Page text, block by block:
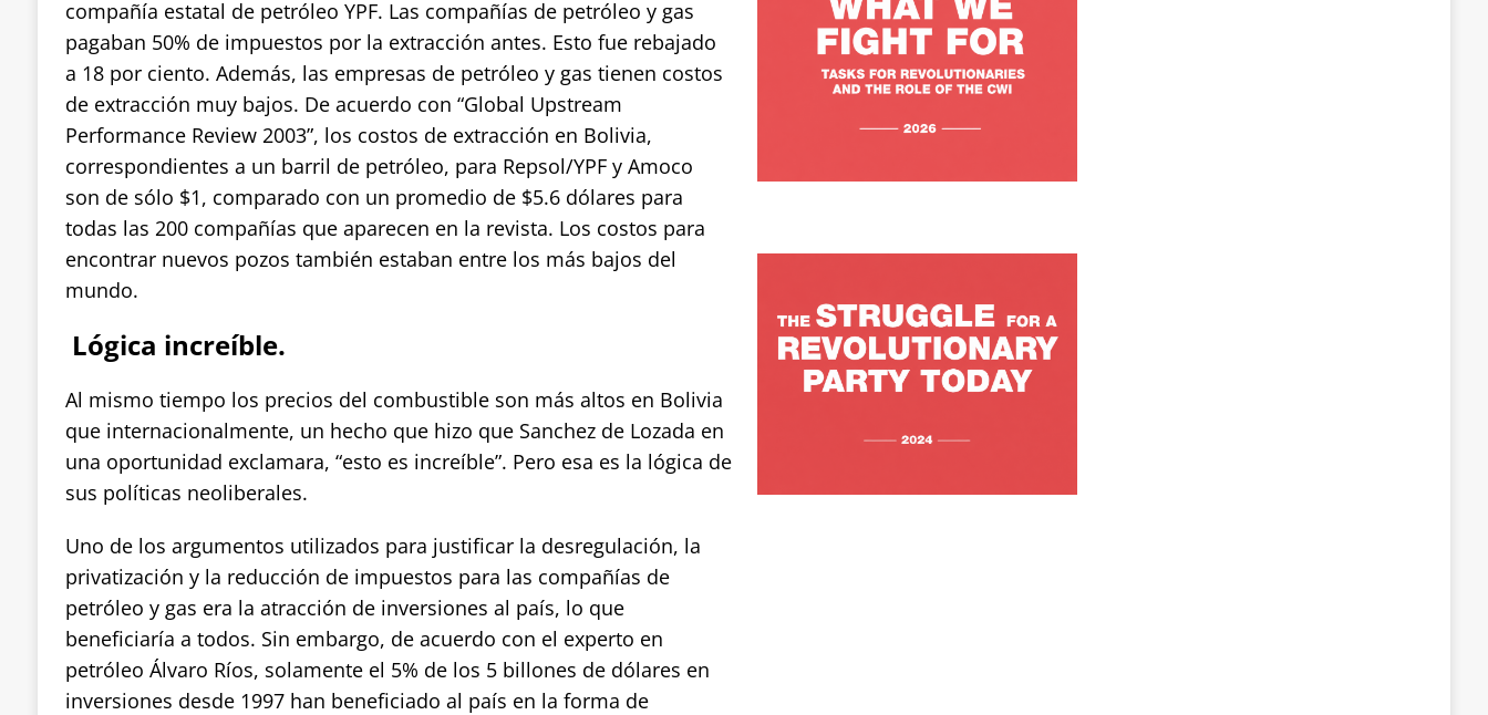
compañía estatal de petróleo YPF. Las compañías de petróleo y gas
pagaban 50% de impuestos por la extracción antes. Esto fue rebajado
a 18 por ciento. Además, las empresas de petróleo y gas tienen costos
de extracción muy bajos. De acuerdo con “Global Upstream
Performance Review 2003”, los costos de extracción en Bolivia,
correspondientes a un barril de petróleo, para Repsol/YPF y Amoco
son de sólo $1, comparado con un promedio de $5.6 dólares para
todas las 200 compañías que aparecen en la revista. Los costos para
encontrar nuevos pozos también estaban entre los más bajos del
mundo.
Lógica increíble.
Al mismo tiempo los precios del combustible son más altos en Bolivia
que internacionalmente, un hecho que hizo que Sanchez de Lozada en
una oportunidad exclamara, “esto es increíble”. Pero esa es la lógica de
sus políticas neoliberales.
Uno de los argumentos utilizados para justificar la desregulación, la
privatización y la reducción de impuestos para las compañías de
petróleo y gas era la atracción de inversiones al país, lo que
beneficiaría a todos. Sin embargo, de acuerdo con el experto en
petróleo Álvaro Ríos, solamente el 5% de los 5 billones de dólares en
inversiones desde 1997 han beneficiado al país en la forma de